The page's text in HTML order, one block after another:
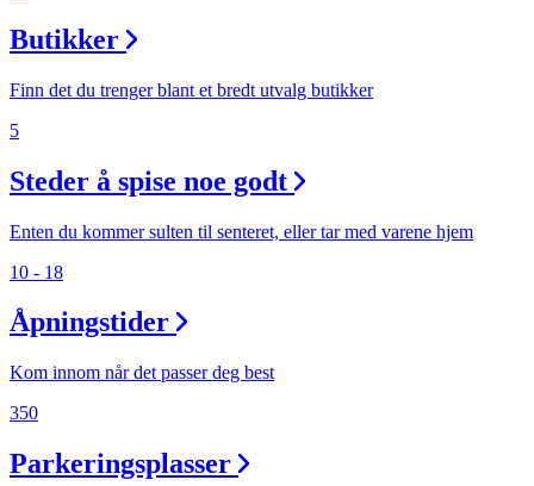
Gavekort
Finn frem
Butikker
Finn det du trenger blant et bredt utvalg butikker
5
Steder å spise noe godt
Enten du kommer sulten til senteret, eller tar med varene hjem
10 - 18
Åpningstider
Kom innom når det passer deg best
350
Parkeringsplasser